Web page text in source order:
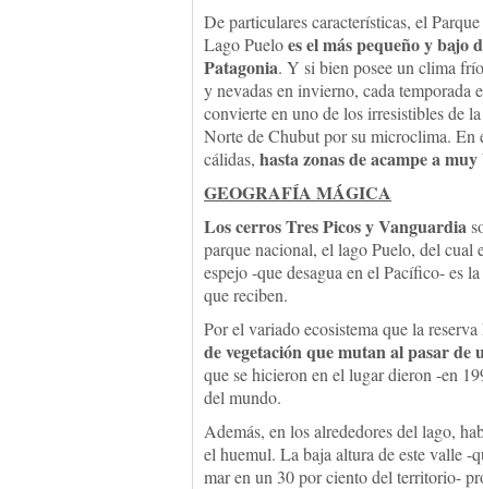
De particulares características, el
Lago Pueloes el más pequeño y bajo
Patagonia. Y si bien posee un clima
y nevadas en invierno, cada temporada
convierte en uno de los irresistibles de
Norte de Chubut por su microclima. En
cálidas, hasta zonas de acampe a
GEOGRAFÍA MÁGICA
Los cerros Tres Picos y Vanguardia
parque nacional, el lago Puelo, del cual
espejo -que desagua en el Pacífico- es
que reciben.
Por el variado ecosistema que la
de vegetación que mutan al pasar de
que se hicieron en el lugar dieron -en
del mundo.
Además, en los alrededores del lago,
el huemul. La baja altura de este valle -
mar en un 30 por ciento del territorio-